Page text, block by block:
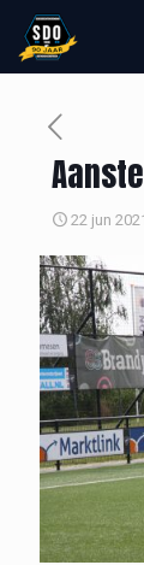
22 jun